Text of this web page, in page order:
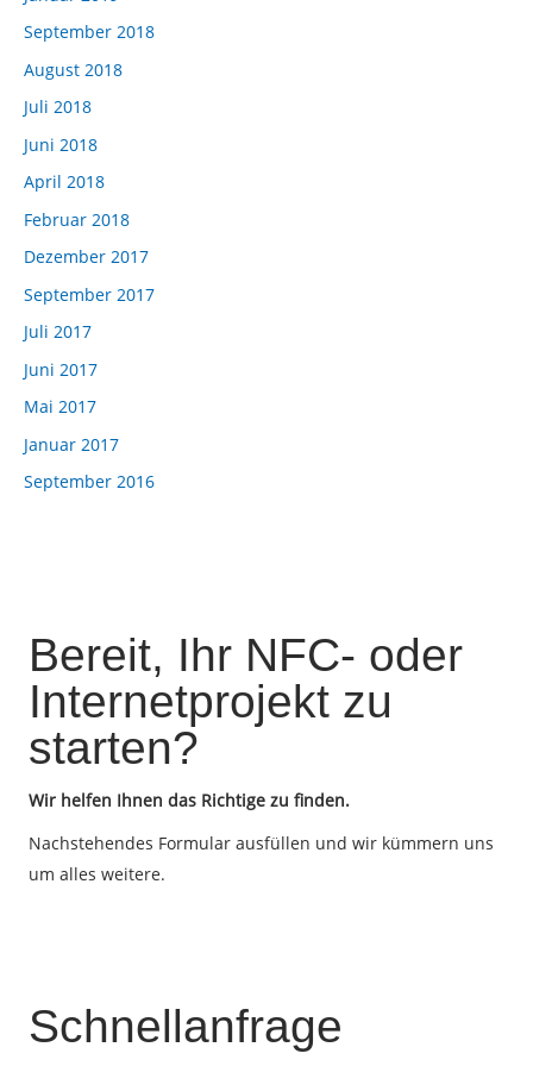
September 2018
August 2018
Juli 2018
Juni 2018
April 2018
Februar 2018
Dezember 2017
September 2017
Juli 2017
Juni 2017
Mai 2017
Januar 2017
September 2016
Bereit, Ihr NFC- oder
Internetprojekt zu
starten?
Wir helfen Ihnen das Richtige zu finden.
Nachstehendes Formular ausfüllen und wir kümmern uns
um alles weitere.
Schnellanfrage